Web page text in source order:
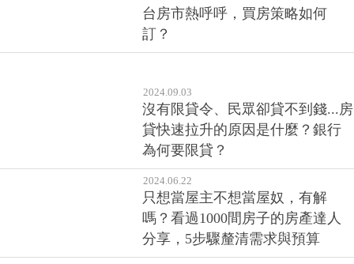
台房市熱呼呼，買房策略如何
訂？
2024.09.03
沒有限貸令、民眾卻貸不到錢...房
貸快速拉升的原因是什麼？銀行
為何要限貸？
2024.06.22
只想當屋主不想當屋奴，有解
嗎？看過1000間房子的房產達人
分享，5步驟釐清需求與預算